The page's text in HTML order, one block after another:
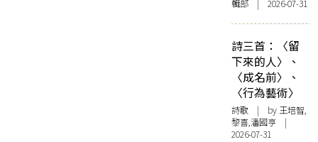
輯部 | 2026-07-31
詩三首：〈留
下來的人〉、
〈成名前〉、
〈行為藝術〉
詩歌 | by 王培智,
黎喜,潘國亨 |
2026-07-31